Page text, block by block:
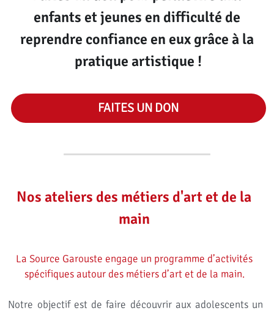
enfants et jeunes en difficulté de
reprendre confiance en eux grâce à la
pratique artistique !
FAITES UN DON
Nos ateliers des métiers d'art et de la
main
La Source Garouste engage un programme d’activités
spécifiques autour des métiers d’art et de la main.
Notre objectif est de faire découvrir aux adolescents un